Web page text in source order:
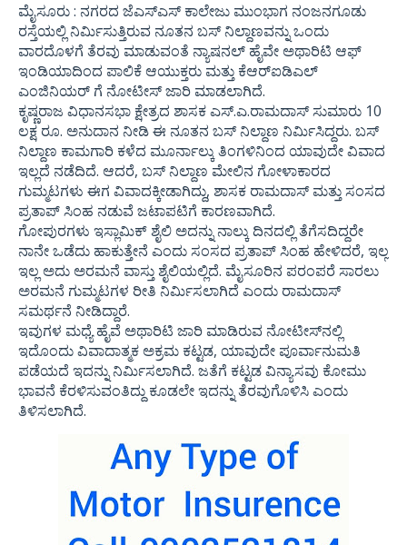
ಮೈಸೂರು : ನಗರದ ಜೆಎಸ್‍ಎಸ್ ಕಾಲೇಜು ಮುಂಭಾಗ ನಂಜನಗೂಡು
ರಸ್ತೆಯಲ್ಲಿ ನಿರ್ಮಿಸುತ್ತಿರುವ ನೂತನ ಬಸ್ ನಿಲ್ದಾಣವನ್ನು ಒಂದು
ವಾರದೊಳಗೆ ತೆರವು ಮಾಡುವಂತೆ ನ್ಯಾಷನಲ್ ಹೈವೇ ಅಥಾರಿಟಿ ಆಫ್
ಇಂಡಿಯಾದಿಂದ ಪಾಲಿಕೆ ಆಯುಕ್ತರು ಮತ್ತು ಕೆಆರ್‍ಐಡಿಎಲ್
ಎಂಜಿನಿಯರ್ ಗೆ ನೋಟೀಸ್ ಜಾರಿ ಮಾಡಲಾಗಿದೆ.
ಕೃಷ್ಣರಾಜ ವಿಧಾನಸಭಾ ಕ್ಷೇತ್ರದ ಶಾಸಕ ಎಸ್.ಎ.ರಾಮದಾಸ್ ಸುಮಾರು 10
ಲಕ್ಷ ರೂ. ಅನುದಾನ ನೀಡಿ ಈ ನೂತನ ಬಸ್ ನಿಲ್ದಾಣ ನಿರ್ಮಿಸಿದ್ದರು. ಬಸ್
ನಿಲ್ದಾಣ ಕಾಮಗಾರಿ ಕಳೆದ ಮೂರ್ನಾಲ್ಕು ತಿಂಗಳಿನಿಂದ ಯಾವುದೇ ವಿವಾದ
ಇಲ್ಲದೆ ನಡೆದಿದೆ. ಆದರೆ, ಬಸ್ ನಿಲ್ದಾಣ ಮೇಲಿನ ಗೋಳಾಕಾರದ
ಗುಮ್ಮಟಗಳು ಈಗ ವಿವಾದಕ್ಕೀಡಾಗಿದ್ದು, ಶಾಸಕ ರಾಮದಾಸ್ ಮತ್ತು ಸಂಸದ
ಪ್ರತಾಪ್ ಸಿಂಹ ನಡುವೆ ಜಟಾಪಟಿಗೆ ಕಾರಣವಾಗಿದೆ.
ಗೋಪುರಗಳು ಇಸ್ಲಾಮಿಕ್ ಶೈಲಿ ಅದನ್ನು ನಾಲ್ಕು ದಿನದಲ್ಲಿ ತೆಗೆಸದಿದ್ದರೇ
ನಾನೇ ಒಡೆದು ಹಾಕುತ್ತೇನೆ ಎಂದು ಸಂಸದ ಪ್ರತಾಪ್ ಸಿಂಹ ಹೇಳಿದರೆ, ಇಲ್ಲ
ಇಲ್ಲ ಅದು ಅರಮನೆ ವಾಸ್ತು ಶೈಲಿಯಲ್ಲಿದೆ. ಮೈಸೂರಿನ ಪರಂಪರೆ ಸಾರಲು
ಅರಮನೆ ಗುಮ್ಮಟಗಳ ರೀತಿ ನಿರ್ಮಿಸಲಾಗಿದೆ ಎಂದು ರಾಮದಾಸ್
ಸಮರ್ಥನೆ ನೀಡಿದ್ದಾರೆ.
ಇವುಗಳ ಮಧ್ಯೆ ಹೈವೆ ಅಥಾರಿಟಿ ಜಾರಿ ಮಾಡಿರುವ ನೋಟೀಸ್‍ನಲ್ಲಿ
ಇದೊಂದು ವಿವಾದಾತ್ಮಕ ಅಕ್ರಮ ಕಟ್ಟಡ, ಯಾವುದೇ ಪೂರ್ವಾನುಮತಿ
ಪಡೆಯದೆ ಇದನ್ನು ನಿರ್ಮಿಸಲಾಗಿದೆ. ಜತೆಗೆ ಕಟ್ಟಡ ವಿನ್ಯಾಸವು ಕೋಮು
ಭಾವನೆ ಕೆರಳಿಸುವಂತಿದ್ದು ಕೂಡಲೇ ಇದನ್ನು ತೆರವುಗೊಳಿಸಿ ಎಂದು
ತಿಳಿಸಲಾಗಿದೆ.